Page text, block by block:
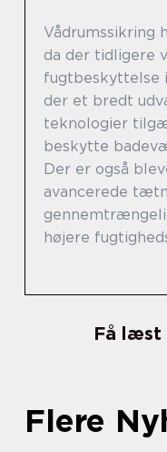
Vådrumssikring
da der tidligere
fugtbeskyttelse
der et bredt
teknologier
beskytte
Der er også
avancerede
højere
Få læst
Flere